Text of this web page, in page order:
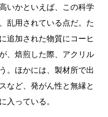
いかといえば、この科学
乱用されている点だ。た
追加された物質にコーヒ
、焙煎した際、アクリル
。ほかには、製材所で出
など、発がん性と無縁と
入っている。